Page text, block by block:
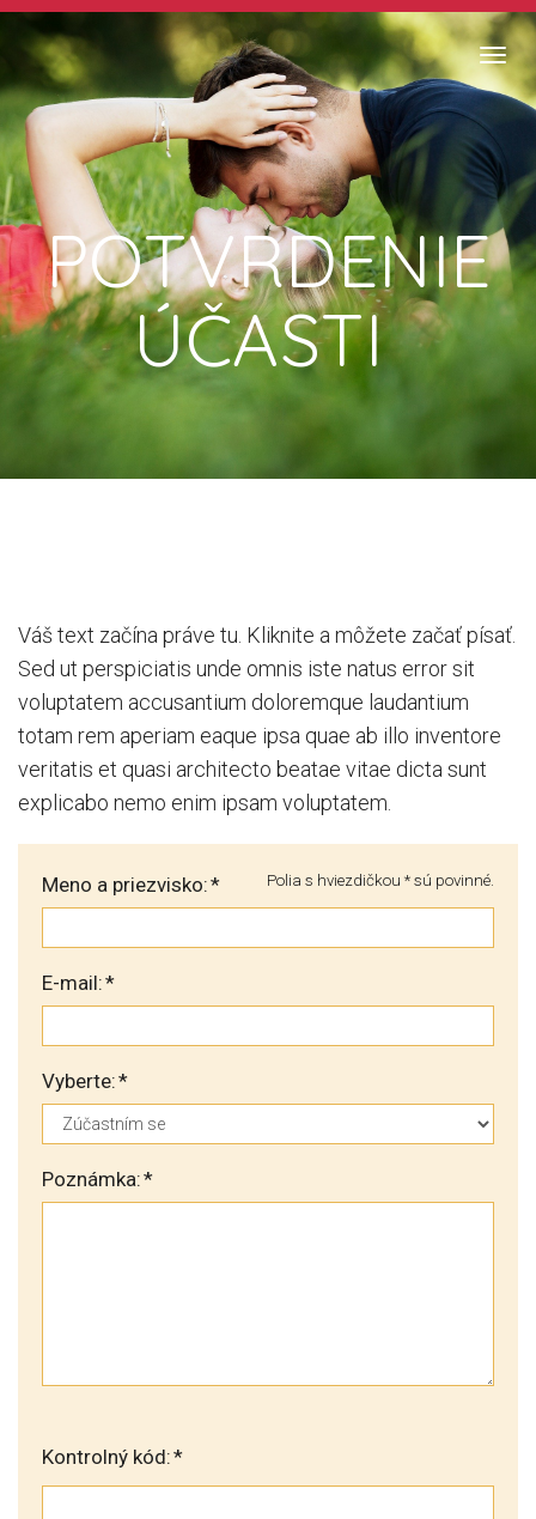
POTVRDENIE
ÚČASTI
Váš text začína práve tu. Kliknite a môžete začať písať.
Sed ut perspiciatis unde omnis iste natus error sit
voluptatem accusantium doloremque laudantium
totam rem aperiam eaque ipsa quae ab illo inventore
veritatis et quasi architecto beatae vitae dicta sunt
explicabo nemo enim ipsam voluptatem.
Polia s hviezdičkou * sú povinné.
*
Meno a priezvisko:
*
E-mail:
*
Vyberte:
*
Poznámka:
*
Kontrolný kód: